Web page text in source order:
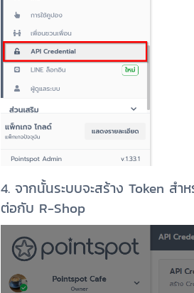
4. จากนั้นระบบจะสร้าง Token ส
ต่อกับ R-Shop